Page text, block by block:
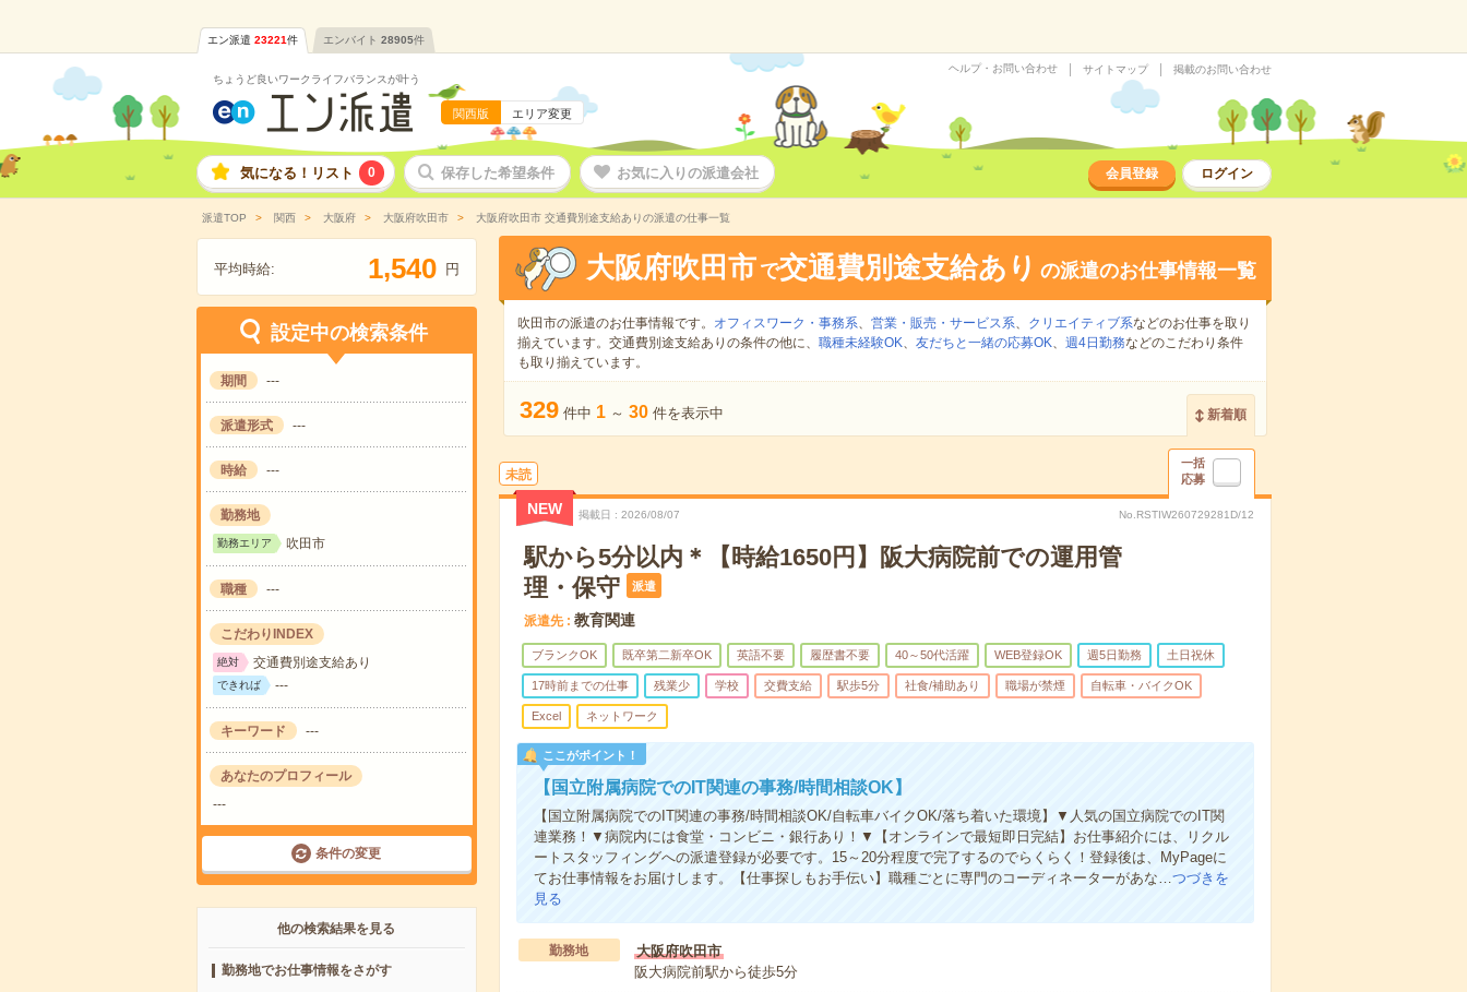
エン派遣 23221件 エンバイト 28905件
ちょうど良いワークライフバランスが叶う
関西版 エリア変更
ヘルプ・お問い合わせ サイトマップ 掲載のお問い合わせ
気になる！リスト 0 保存した希望条件 お気に入りの派遣会社 会員登録 ログイン
派遣TOP 関西 大阪府 大阪府吹田市 大阪府吹田市 交通費別途支給ありの派遣の仕事一覧
平均時給: 1,540 円
設定中の検索条件
期間 ---
派遣形式 ---
時給 ---
勤務地
勤務エリア 吹田市
職種 ---
こだわりINDEX
絶対 交通費別途支給あり
できれば ---
キーワード ---
あなたのプロフィール
---
条件の変更
他の検索結果を見る
勤務地でお仕事情報をさがす
大阪府吹田市 で交通費別途支給あり の派遣のお仕事情報一覧
吹田市の派遣のお仕事情報です。 オフィスワーク・事務系、 営業・販売・サービス系、 クリエイティブ系などのお仕事を取り
揃えています。交通費別途支給ありの条件の他に、 職種未経験OK、 友だちと一緒の応募OK、 週4日勤務などのこだわり条件
も取り揃えています。
329 件中 1 ～ 30 件を表示中 新着順
未読
一括
応募
NEW 掲載日 2026/08/07 No.RSTIW260729281D/12
駅から5分以内＊【時給1650円】阪大病院前での運用管
理・保守
派遣
派遣先 教育関連
ブランクOK 既卒第二新卒OK 英語不要 履歴書不要 40～50代活躍 WEB登録OK 週5日勤務 土日祝休
17時前までの仕事 残業少 学校 交費支給 駅歩5分 社食/補助あり 職場が禁煙 自転車・バイクOK
Excel ネットワーク
ここがポイント！
【国立附属病院でのIT関連の事務/時間相談OK】
【国立附属病院でのIT関連の事務/時間相談OK/自転車バイクOK/落ち着いた環境】▼人気の国立病院でのIT関
連業務！▼病院内には食堂・コンビニ・銀行あり！▼【オンラインで最短即日完結】お仕事紹介には、リクル
ートスタッフィングへの派遣登録が必要です。15～20分程度で完了するのでらくらく！登録後は、MyPageに
てお仕事情報をお届けします。【仕事探しもお手伝い】職種ごとに専門のコーディネーターがあな…つづきを
見る
勤務地
大阪府吹田市
阪大病院前駅から徒歩5分